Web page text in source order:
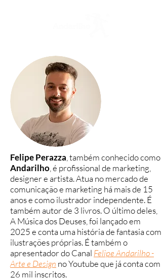
Felipe Perazza , também conhecido como
Andarilho , é profissional de marketing,
designer e artista. Atua no mercado de
comunicação e marketing há mais de 15
anos e como ilustrador independente. É
também autor de 3 livros. O último deles,
A Música dos Deuses, foi lançado em
2025 e conta uma história de fantasia com
ilustrações próprias.É também o
apresentador do Canal Felipe Andarilho -
Arte e Design no Youtube que já conta com
26 mil inscritos.